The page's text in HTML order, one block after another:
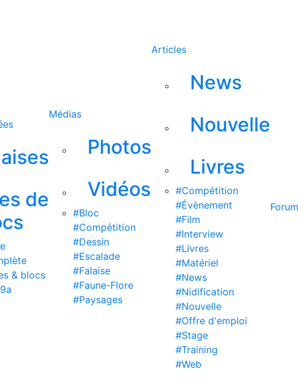
de
& blocs
Médias
Photos
Vidéos
#Bloc
#Compétition
#Dessin
#Escalade
#Falaise
#Faune-Flore
#Paysages
Articles
News
Nouvelle
Livres
#Compétition
#Évènement
#Film
#Interview
#Livres
#Matériel
#News
#Nidification
#Nouvelle
#Offre d'emploi
#Stage
#Training
#Web
Forum